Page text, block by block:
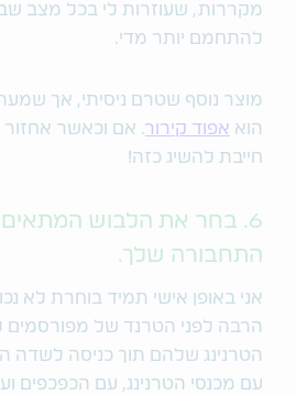
מקררות, שעוזרות לי בכל מצב
להתחמם יותר מדי.
מוצר נוסף שטרם ניסיתי, אך
הוא אפוד קירור. אם וכאשר אחזור
חייבת להשיג כזה!
6. בחר את הלבוש
התחבורה שלך.
אני באופן אישי תמיד בוחרת לא
הרבה לפני הטרנד של מפורסמים
הטרנינג שלהם תוך כניסה לשדה
עם מכנסי הטרנינג, עם הכפכפים